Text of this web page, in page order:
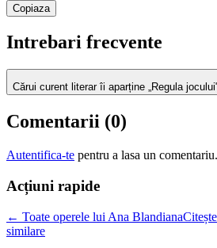
Copiaza
Intrebari frecvente
Cărui curent literar îi aparține „Regula
Comentarii (0)
Autentifica-te pentru a lasa un comentariu.
Acțiuni rapide
← Toate operele lui Ana Blandiana
similare